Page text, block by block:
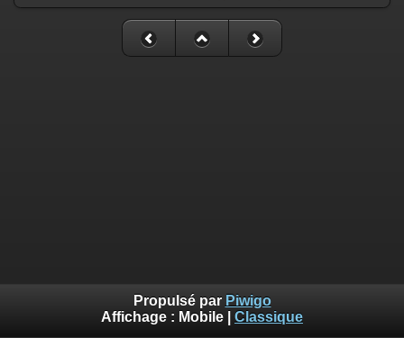
Propulsé par Piwigo
Affichage : Mobile Classique